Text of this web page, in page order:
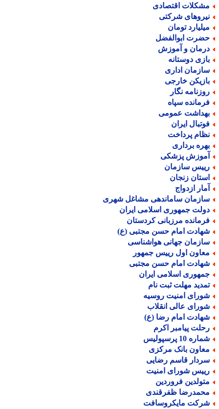
اقتصادی
شرکتی
تومان
ابوالفضل
و آموزش
دوستانه
اداری
خارجی
نگار
سپاه
عمومی
ایران
پرداخت
برداری
پزشکی
سازمان
زنجان
ازدواج
ساماندهی مشاغل شهری
جمهوری اسلامی ایران
مرزبانی کردستان
امام حسن مجتبی (ع)
جهانی هواشناسی
اول رییس جمهور
امام حسن مجتبی
اسلامی ایران
مهلت ثبت نام
امنیت روسیه
عالی انقلاب
امام رضا (ع)
پیامبر اکرم
10 پرسپولیس
بانک مرکزی
قاسم رضایی
شورای امنیت
فروردین
ظفرقندی
مایکروسافت